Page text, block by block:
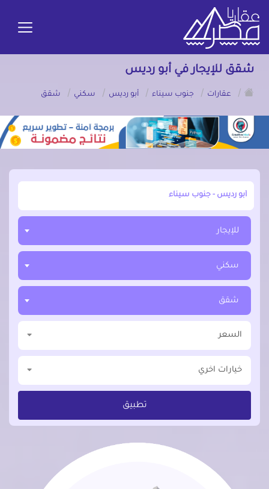
شقق للإيجار في أبو رديس
/
عقارات / جنوب سيناء / أبو رديس / سكني / شقق
أبحث عن مدينة, محافظة, حي
للإيجار
سكني
شقق
السعر
خيارات اخري
تطبيق